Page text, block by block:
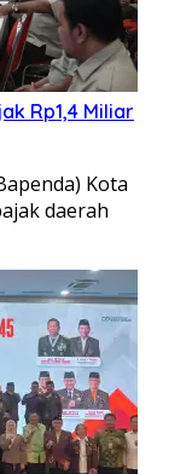
Rp1,4 Miliar
Kota
daerah